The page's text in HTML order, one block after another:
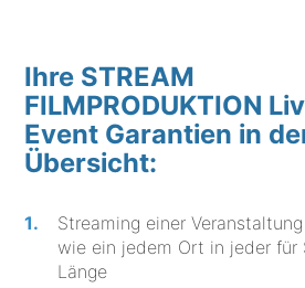
Ihre STREAM
FILMPRODUKTION
Event Garantien in
Übersicht:
Streaming einer Veranstaltung von
wie ein jedem Ort in jeder für
Länge